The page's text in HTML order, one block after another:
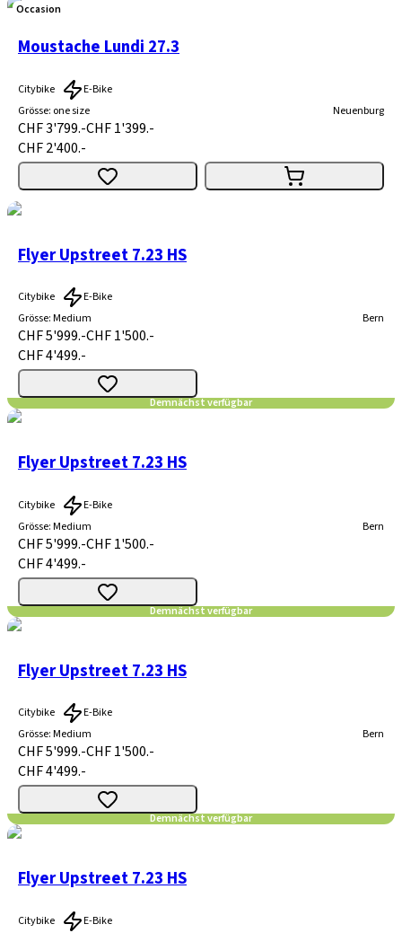
Occasion
Moustache Lundi 27.3
Citybike
E-Bike
Grösse: one size Neuenburg
CHF 3'799.-CHF 1'399.-
CHF 2'400.-
Demnächst verfügbar
Flyer Upstreet 7.23 HS
Citybike
E-Bike
Grösse:Medium Bern
CHF 5'999.-CHF 1'500.-
CHF 4'499.-
Demnächst verfügbar
Flyer Upstreet 7.23 HS
Citybike
E-Bike
Grösse:Medium Bern
CHF 5'999.-CHF 1'500.-
CHF 4'499.-
Demnächst verfügbar
Flyer Upstreet 7.23 HS
Citybike
E-Bike
Grösse:Medium Bern
CHF 5'999.-CHF 1'500.-
CHF 4'499.-
Flyer Upstreet 7.23 HS
Citybike
E-Bike